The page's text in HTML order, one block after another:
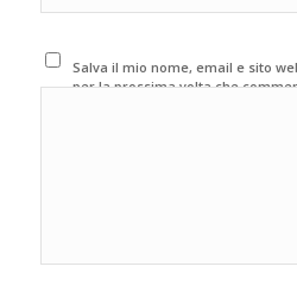
Salva il mio nome, email e sito
per la prossima volta che